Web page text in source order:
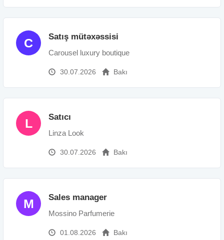
C Satış mütəxəssisi
Carousel luxury boutique
30.07.2026 Bakı
L Satıcı
Linza Look
30.07.2026 Bakı
M Sales manager
Mossino Parfumerie
01.08.2026 Bakı